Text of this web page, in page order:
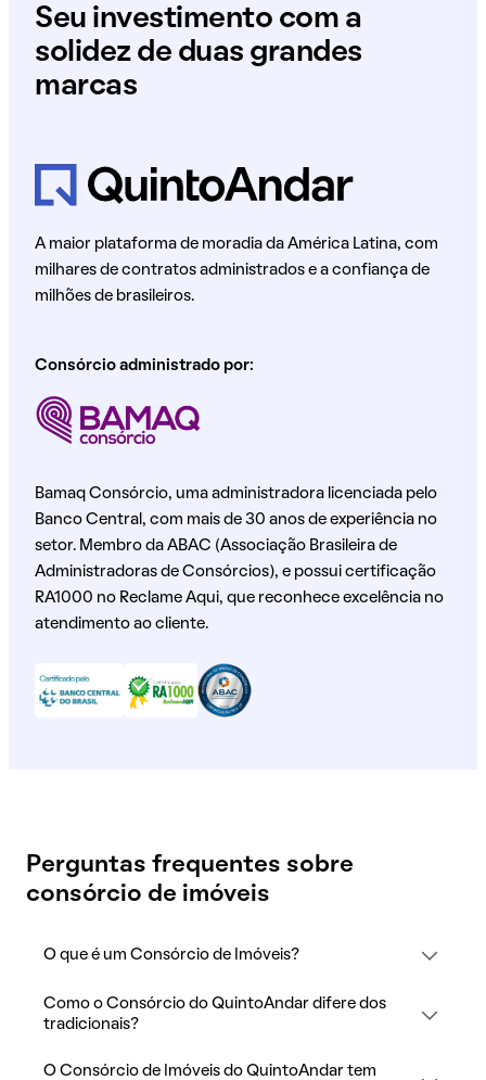
Seu investimento com a
solidez de duas grandes
marcas
A maior plataforma de moradia da América Latina, com
milhares de contratos administrados e a confiança de
milhões de brasileiros.
Consórcio administrado por:
Bamaq Consórcio, uma administradora licenciada pelo
Banco Central, com mais de 30 anos de experiência no
setor. Membro da ABAC (Associação Brasileira de
Administradoras de Consórcios), e possui certificação
RA1000 no Reclame Aqui, que reconhece excelência no
atendimento ao cliente.
Perguntas frequentes sobre
consórcio de imóveis
O que é um Consórcio de Imóveis?
Como o Consórcio do QuintoAndar difere dos
tradicionais?
O Consórcio de Imóveis do QuintoAndar tem